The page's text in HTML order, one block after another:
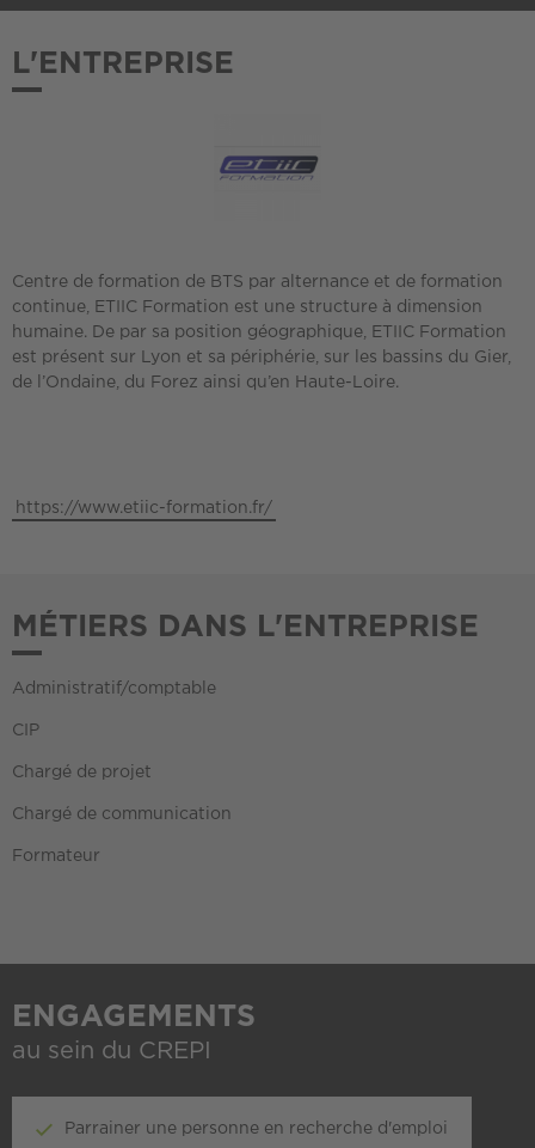
L'ENTREPRISE
Centre de formation de BTS par alternance et de formation
continue, ETIIC Formation est une structure à dimension
humaine. De par sa position géographique, ETIIC Formation
est présent sur Lyon et sa périphérie, sur les bassins du Gier,
de l’Ondaine, du Forez ainsi qu’en Haute-Loire.
https://www.etiic-formation.fr/
MÉTIERS DANS L'ENTREPRISE
Administratif/comptable
CIP
Chargé de projet
Chargé de communication
Formateur
ENGAGEMENTS
au sein du CREPI
Parrainer une personne en recherche d'emploi